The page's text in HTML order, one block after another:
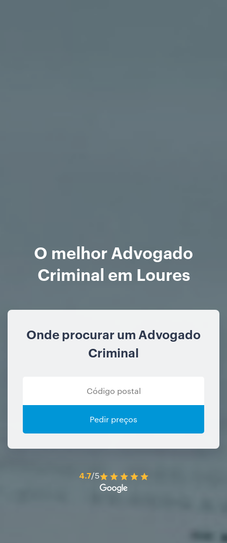
O melhor Advogado
Criminal em Loures
Onde procurar um Advogado
Criminal
Pedir preços
4.7/5